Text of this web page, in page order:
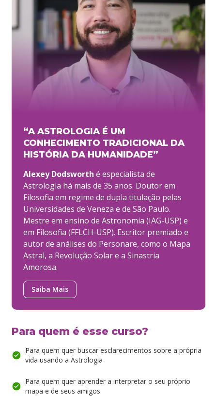
“A ASTROLOGIA É UM
CONHECIMENTO TRADICIONAL DA
HISTÓRIA DA HUMANIDADE”
Alexey Dodsworth é especialista de
Astrologia há mais de 35 anos. Doutor em
Filosofia em regime de dupla titulação pelas
Universidades de Veneza e de São Paulo.
Mestre em ensino de Astronomia (IAG-USP) e
em Filosofia (FFLCH-USP). Escritor premiado e
autor de análises do Personare, como o Mapa
Astral, a Revolução Solar e a Sinastria
Amorosa.
Saiba Mais
Para quem é esse curso?
Para quem quer buscar esclarecimentos sobre a própria
vida usando a Astrologia
Para quem quer aprender a interpretar o seu próprio
mapa e de seus amigos